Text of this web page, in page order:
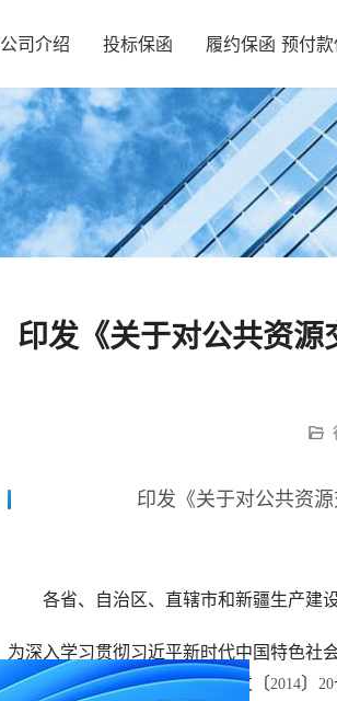
公司介绍 投标保函 履约保函 预付
印发《关于对公共资
印发《关于对公共资
各省、自治区、直辖市和新疆生产建设
为深入学习贯彻习近平新时代中国特色社
场正常秩序的若干意见》（国发〔2014〕 20